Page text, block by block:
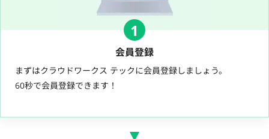
1
会員登録
まずはクラウドワークス テックに会員登録しましょう。
60秒で会員登録できます！